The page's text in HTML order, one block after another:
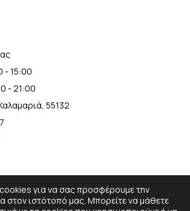
- 15:00
- 21:00
55132
για να σας προσφέρουμε την
στον ιστότοπό μας. Μπορείτε να μάθετε